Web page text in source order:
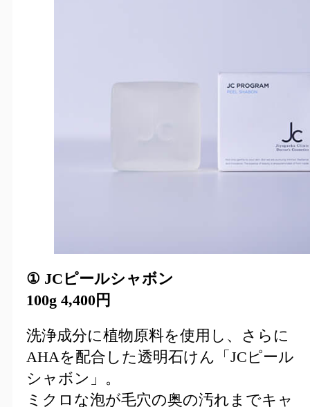
① JCピールシャボン
100g 4,400円
洗浄成分に植物原料を使用し、さらに
AHAを配合した透明石けん「JCピール
シャボン」。
ミクロな泡が毛穴の奥の汚れまでキャ